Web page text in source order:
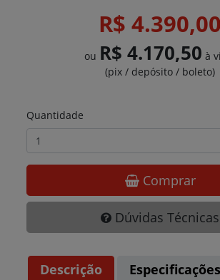
R$ 4.390,00
ou R$ 4.170,50 à
(pix / depósito / boleto)
Quantidade
Comprar
Dúvidas Técnicas
Descrição